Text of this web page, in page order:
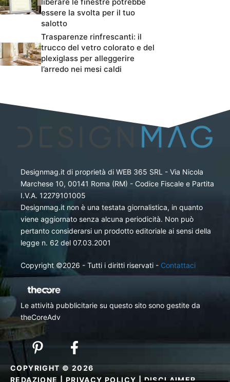
essere la svolta per il tuo
salotto
Trasparenze rinfrescanti: il
trucco del vetro colorato e del
plexiglass per alleggerire
l’arredo nei mesi caldi
Designmag.it di proprietà di WEB 365 SRL - Via Nicola
Marchese 10, 00141 Roma (RM) - Codice Fiscale e Partita
I.V.A. 12279101005
Designmag.it non è una testata giornalistica, in quanto
viene aggiornato senza alcuna periodicità. Non può
pertanto considerarsi un prodotto editoriale ai sensi della
legge n. 62 del 07.03.2001
Copyright ©2026 - Tutti i diritti riservati - Contattaci
Le attività pubblicitarie su questo sito sono gestite da
theCoreAdv
COPYRIGHT © 2026
REDAZIONE
PRIVACY POLICY |DISCLAIMER